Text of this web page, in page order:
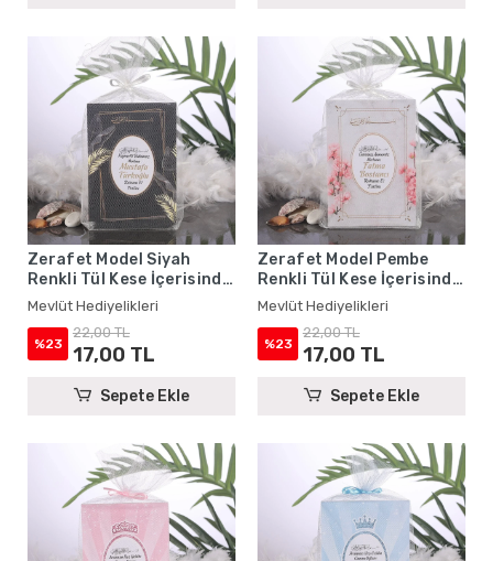
Zerafet Model Siyah
Renkli Tül Kese İçerisinde
Yasin Kitabı - Mevlüt
Hediyelikleri
Mevlüt Hediyelikleri
%23
22,00 TL
17,00 TL
Sepete Ekle
Zerafet Model Pembe
Renkli Tül Kese İçerisinde
Yasin Kitabı - Mevlüt
Hediyelikleri
Mevlüt Hediyelikleri
%23
22,00 TL
17,00 TL
Sepete Ekle